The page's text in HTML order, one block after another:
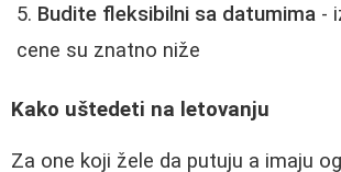
Budite fleksibilni sa datumima -
cene su znatno niže
Kako uštedeti na letovanju
Za one koji žele da putuju a imaju